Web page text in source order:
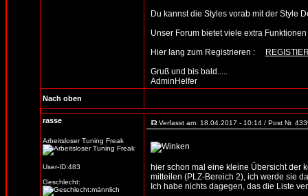
Du kannst die Styles vorab mit der
Unser Forum bietet viele extra
Hier lang zum Registrieren :
Gruß und bis bald.....
AdminHelfer
Nach oben
rasse
Arbeitsloser Tuning Freak
User-ID:483
Geschlecht:
Verfasst am: 18.04.2017 - 10:14 / Post Nr.
hier schon mal eine kleine Übersicht der
mitteilen (PLZ-Bereich 2), ich werde sie
Ich habe nichts dagegen, das die Liste